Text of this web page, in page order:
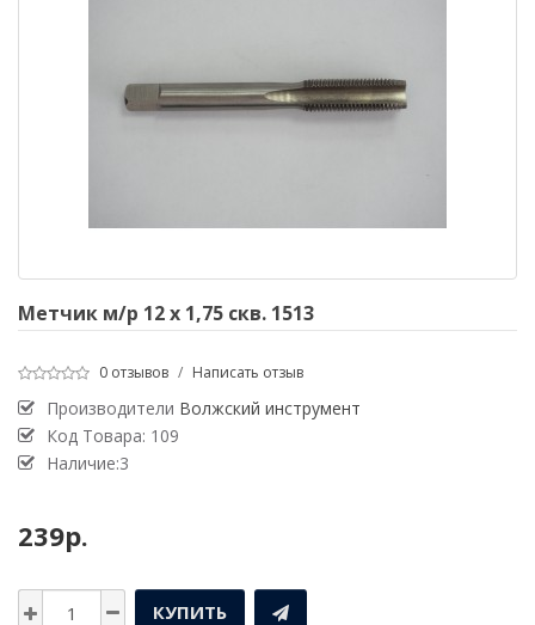
Метчик м/р 12 х 1,75 скв. 1513
0 отзывов / Написать отзыв
Производители Волжский инструмент
Код Товара: 109
Наличие:3
239р.
КУПИТЬ